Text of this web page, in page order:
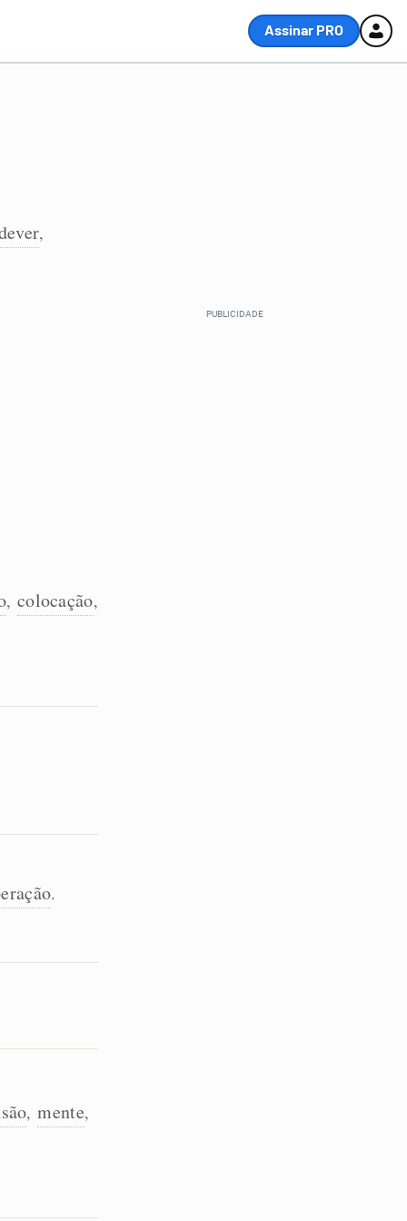
Assinar PRO
,
, colocação,
.
, mente,